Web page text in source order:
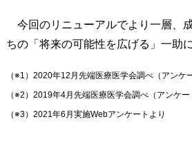
メ
ニ
今回のリニューアルでより一層、
ちの「将来の可能性を広げる」一助
（※1）2020年12月先端医療医学会調べ（アンケ
（※2）2019年4月先端医療医学会調べ（アンケー
（※3）2021年6月実施Webアンケートより